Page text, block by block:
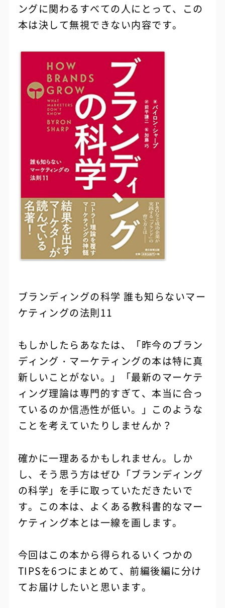
ングに関わるすべての人にとって、この
本は決して無視できない内容です。
ブランディングの科学 誰も知らないマー
ケティングの法則11
もしかしたらあなたは、「昨今のブラン
ディング・マーケティングの本は特に真
新しいことがない。」「最新のマーケテ
ィング理論は専門的すぎて、本当に合っ
ているのか信憑性が低い。」このような
ことを考えていたりしませんか？
確かに一理あるかもしれません。しか
し、そう思う方はぜひ「ブランディング
の科学」を手に取っていただきたいで
す。この本は、よくある教科書的なマー
ケティング本とは一線を画します。
今回はこの本から得られるいくつかの
TIPSを6つにまとめて、前編後編に分け
てお届けしたいと思います。